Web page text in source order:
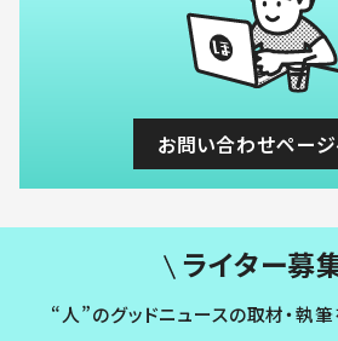
お問い合わせペー
ライター募集
“人”のグッドニュースの取材・執